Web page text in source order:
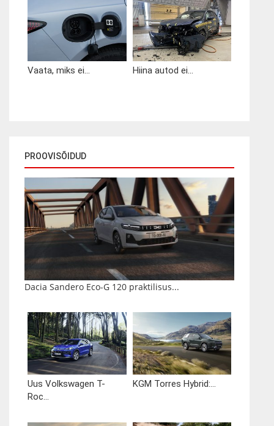
Vaata, miks ei... Hiina autod ei...
PROOVISÕIDUD
Dacia Sandero Eco-G 120 praktilisus...
Uus Volkswagen T-
Roc...
KGM Torres Hybrid:...